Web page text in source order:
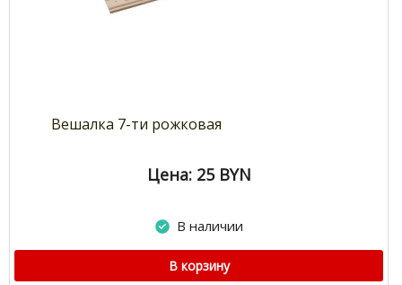
Вешалка 7-ти рожковая
Цена: 25 BYN
В наличии
В корзину